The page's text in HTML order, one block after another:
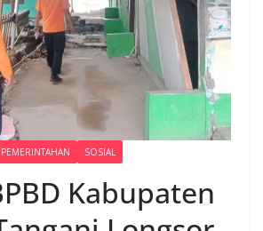
PEMERINTAHAN SOSIAL
Kabupaten